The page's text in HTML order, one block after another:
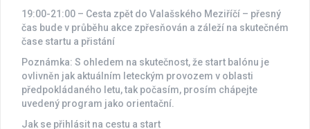
19:00-21:00 – Cesta zpět do Valašského Meziříčí – přesný
čas bude v průběhu akce zpřesňován a záleží na skutečném
čase startu a přistání
Poznámka: S ohledem na skutečnost, že start balónu je
ovlivněn jak aktuálním leteckým provozem v oblasti
předpokládaného letu, tak počasím, prosím chápejte
uvedený program jako orientační.
Jak se přihlásit na cestu a start